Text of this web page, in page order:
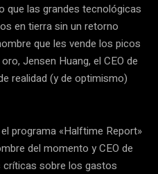
que las grandes tecnológicas
en tierra sin un retorno
que les vende los picos
Jensen Huang, el CEO de
realidad (y de optimismo)
programa «Halftime Report»
del momento y CEO de
críticas sobre los gastos